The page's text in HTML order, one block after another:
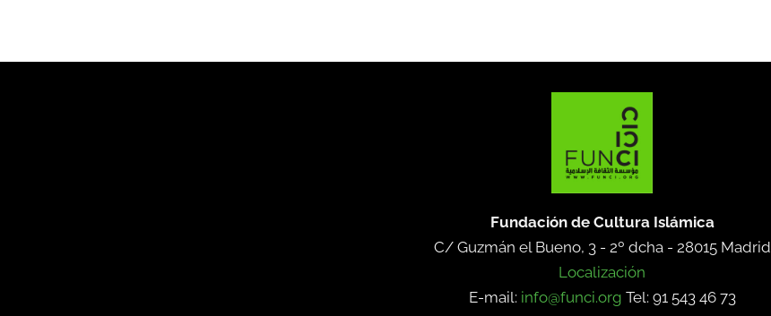
Fundación de Cultura Islámica
C/ Guzmán el Bueno, 3 - 2º dcha - 28015 Madrid
Localización
E-mail: info@funci.org Tel: 91 543 46 73